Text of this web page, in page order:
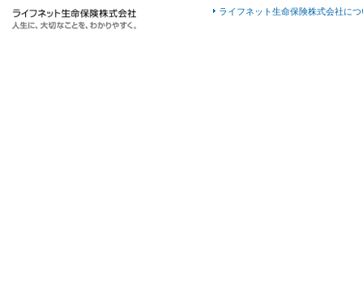
ライフネット生命保険株式会社に